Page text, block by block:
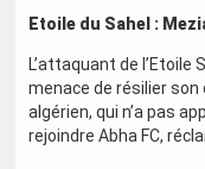
Etoile du Sahel :
L’attaquant de l’Etoile
menace de résilier son
algérien, qui n’a pas
rejoindre Abha FC,